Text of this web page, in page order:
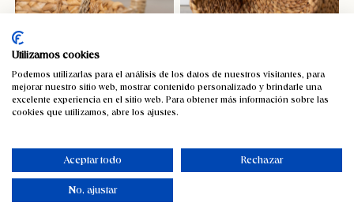
Cesto jacinto Valle
Reciba una notificación cuando vuelva a estar disponible
Utilizamos cookies
Podemos utilizarlas para el análisis de los datos de nuestros visitantes, para
mejorar nuestro sitio web, mostrar contenido personalizado y brindarle una
excelente experiencia en el sitio web. Para obtener más información sobre las
cookies que utilizamos, abre los ajustes.
Aceptar todo Rechazar
No, ajustar